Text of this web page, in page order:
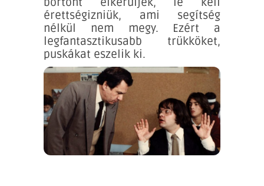
érettségizniük, ami segítség
nélkül nem megy. Ezért a
legfantasztikusabb trükköket,
puskákat eszelik ki.